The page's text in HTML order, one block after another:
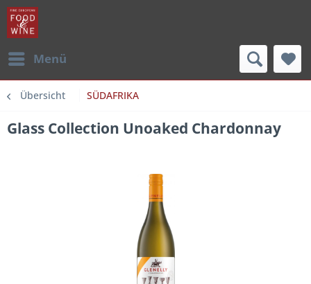
Menü
Übersicht SÜDAFRIKA
Glass Collection Unoaked Chardonnay